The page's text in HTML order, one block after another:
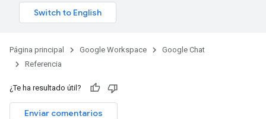
Página principal Google Workspace
Google Chat
Referencia
¿Te ha resultado útil?
Enviar comentarios